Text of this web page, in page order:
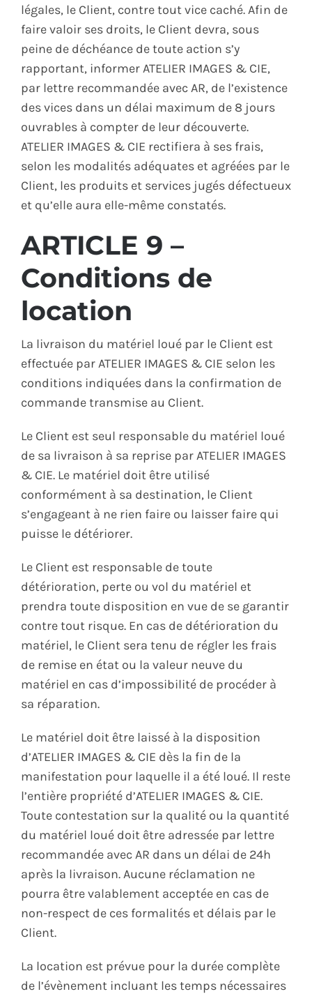
légales, le Client, contre tout vice caché. Afin de
faire valoir ses droits, le Client devra, sous
peine de déchéance de toute action s’y
rapportant, informer ATELIER IMAGES & CIE,
par lettre recommandée avec AR, de l’existence
des vices dans un délai maximum de 8 jours
ouvrables à compter de leur découverte.
ATELIER IMAGES & CIE rectifiera à ses frais,
selon les modalités adéquates et agréées par le
Client, les produits et services jugés défectueux
et qu’elle aura elle-même constatés.
ARTICLE 9 –
Conditions de
location
La livraison du matériel loué par le Client est
effectuée par ATELIER IMAGES & CIE selon les
conditions indiquées dans la confirmation de
commande transmise au Client.
Le Client est seul responsable du matériel loué
de sa livraison à sa reprise par ATELIER IMAGES
& CIE. Le matériel doit être utilisé
conformément à sa destination, le Client
s’engageant à ne rien faire ou laisser faire qui
puisse le détériorer.
Le Client est responsable de toute
détérioration, perte ou vol du matériel et
prendra toute disposition en vue de se garantir
contre tout risque. En cas de détérioration du
matériel, le Client sera tenu de régler les frais
de remise en état ou la valeur neuve du
matériel en cas d’impossibilité de procéder à
sa réparation.
Le matériel doit être laissé à la disposition
d’ATELIER IMAGES & CIE dès la fin de la
manifestation pour laquelle il a été loué. Il reste
l’entière propriété d’ATELIER IMAGES & CIE.
Toute contestation sur la qualité ou la quantité
du matériel loué doit être adressée par lettre
recommandée avec AR dans un délai de 24h
après la livraison. Aucune réclamation ne
pourra être valablement acceptée en cas de
non-respect de ces formalités et délais par le
Client.
La location est prévue pour la durée complète
de l’évènement incluant les temps nécessaires